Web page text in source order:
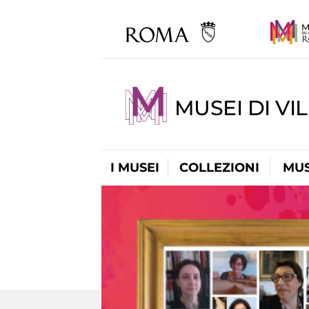
MUSEI DI
I MUSEI COLLEZIONI